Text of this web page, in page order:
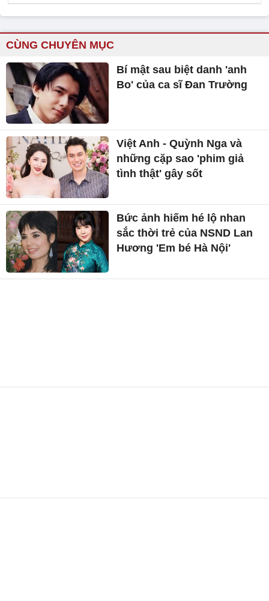
CÙNG CHUYÊN MỤC
Bí mật sau biệt danh 'anh
Bo' của ca sĩ Đan Trường
Việt Anh - Quỳnh Nga và
những cặp sao 'phim giả
tình thật' gây sốt
Bức ảnh hiếm hé lộ nhan
sắc thời trẻ của NSND Lan
Hương 'Em bé Hà Nội'